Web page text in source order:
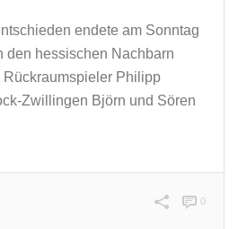
endete am Sonntag
den hessischen Nachbarn
Philipp
Zwillingen Björn und Sören
0